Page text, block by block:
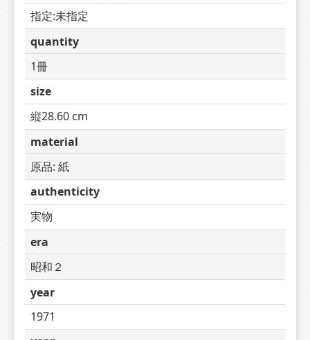
指定:未指定
quantity
1冊
size
縦28.60 cm
material
原品: 紙
authenticity
実物
era
昭和２
year
1971